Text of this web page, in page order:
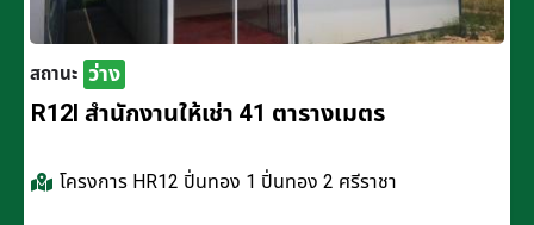
สถานะ ว่าง
R12I สำนักงานให้เช่า 41 ตารางเมตร
โครงการ HR12 ปิ่นทอง 1 ปิ่นทอง 2 ศรีราชา